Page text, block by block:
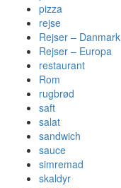
pizza
rejse
Rejser – Danmark
Rejser – Europa
restaurant
Rom
rugbrød
saft
salat
sandwich
sauce
simremad
skaldyr